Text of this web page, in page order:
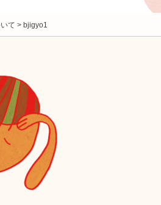
て > bjigyo1